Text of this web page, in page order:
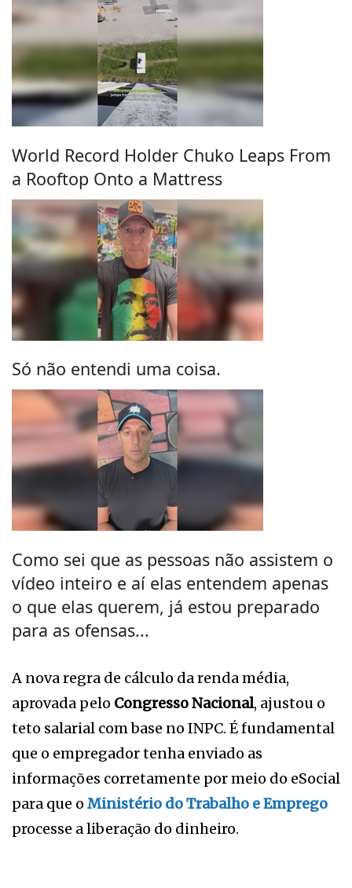
World Record Holder Chuko Leaps From
a Rooftop Onto a Mattress
Só não entendi uma coisa.
Como sei que as pessoas não assistem o
vídeo inteiro e aí elas entendem apenas
o que elas querem, já estou preparado
para as ofensas...
A nova regra de cálculo da renda média,
aprovada pelo Congresso Nacional, ajustou o
teto salarial com base no INPC. É fundamental
que o empregador tenha enviado as
informações corretamente por meio do eSocial
para que o Ministério do Trabalho e Emprego
processe a liberação do dinheiro.